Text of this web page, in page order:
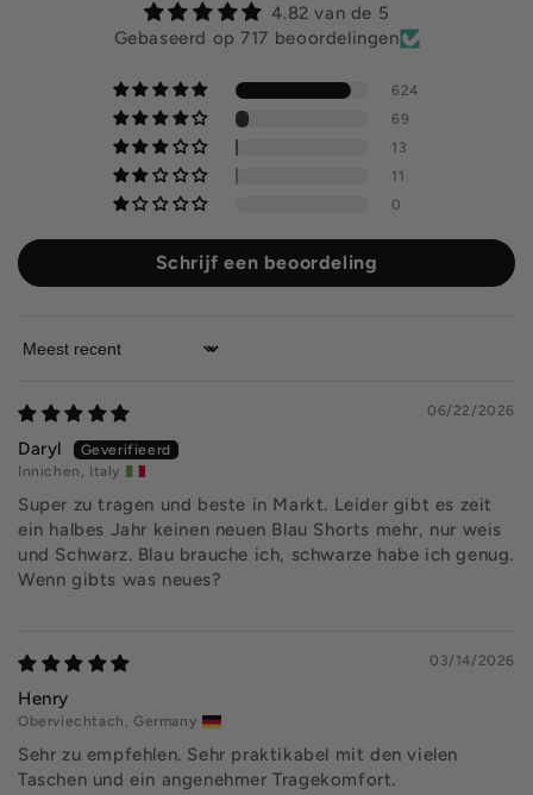
4.82 van de 5
Gebaseerd op 717 beoordelingen
624
69
13
11
0
Schrijf een beoordeling
Sort by
06/22/2026
Daryl
Innichen, Italy
Super zu tragen und beste in Markt. Leider gibt es zeit
ein halbes Jahr keinen neuen Blau Shorts mehr, nur weis
und Schwarz. Blau brauche ich, schwarze habe ich genug.
Wenn gibts was neues?
03/14/2026
Henry
Oberviechtach, Germany
Sehr zu empfehlen. Sehr praktikabel mit den vielen
Taschen und ein angenehmer Tragekomfort.